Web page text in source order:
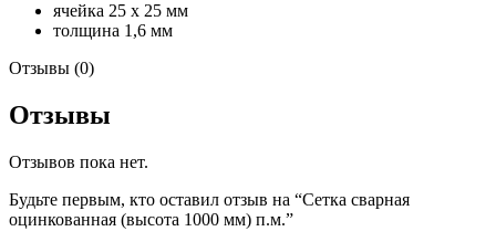
ячейка 25 х 25 мм
толщина 1,6 мм
Отзывы (0)
Отзывы
Отзывов пока нет.
Будьте первым, кто оставил отзыв на “Сетка сварная
оцинкованная (высота 1000 мм) п.м.”